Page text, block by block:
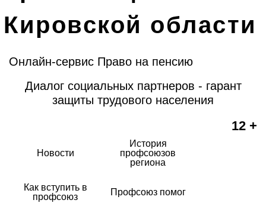
Кировской области
Онлайн-сервис Право на пенсию
Диалог социальных партнеров - гарант
защиты трудового населения
12 +
Новости
История
профсоюзов
региона
Как вступить в
профсоюз
Профсоюз помог